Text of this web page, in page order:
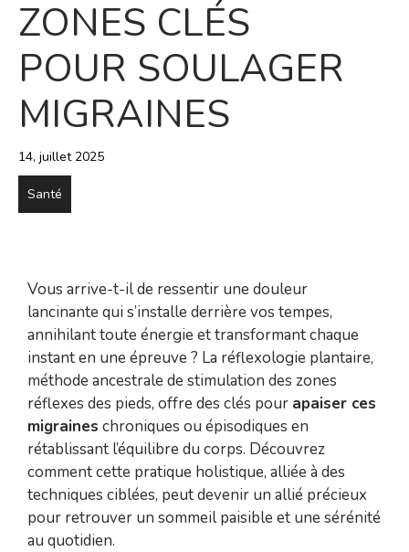
ZONES CLÉS
POUR SOULAGER
MIGRAINES
14, juillet 2025
Santé
Vous arrive-t-il de ressentir une douleur
lancinante qui s’installe derrière vos tempes,
annihilant toute énergie et transformant chaque
instant en une épreuve ? La réflexologie plantaire,
méthode ancestrale de stimulation des zones
réflexes des pieds, offre des clés pour apaiser ces
migraines chroniques ou épisodiques en
rétablissant l’équilibre du corps. Découvrez
comment cette pratique holistique, alliée à des
techniques ciblées, peut devenir un allié précieux
pour retrouver un sommeil paisible et une sérénité
au quotidien.